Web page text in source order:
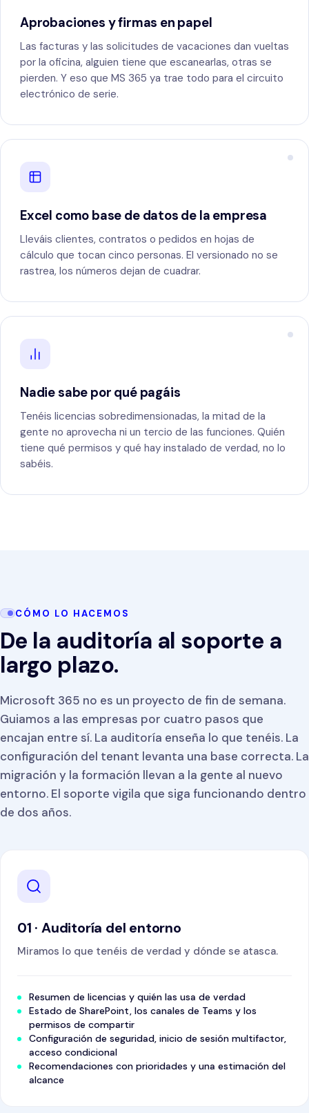
Aprobaciones y firmas en papel
Las facturas y las solicitudes de vacaciones dan vueltas
por la oficina, alguien tiene que escanearlas, otras se
pierden. Y eso que MS 365 ya trae todo para el circuito
electrónico de serie.
Excel como base de datos de la empresa
Lleváis clientes, contratos o pedidos en hojas de
cálculo que tocan cinco personas. El versionado no se
rastrea, los números dejan de cuadrar.
Nadie sabe por qué pagáis
Tenéis licencias sobredimensionadas, la mitad de la
gente no aprovecha ni un tercio de las funciones. Quién
tiene qué permisos y qué hay instalado de verdad, no lo
sabéis.
CÓMO LO HACEMOS
De la auditoría al soporte a
largo plazo.
Microsoft 365 no es un proyecto de fin de semana.
Guiamos a las empresas por cuatro pasos que
encajan entre sí. La auditoría enseña lo que tenéis. La
configuración del tenant levanta una base correcta. La
migración y la formación llevan a la gente al nuevo
entorno. El soporte vigila que siga funcionando dentro
de dos años.
01 · Auditoría del entorno
Miramos lo que tenéis de verdad y dónde se atasca.
Resumen de licencias y quién las usa de verdad
Estado de SharePoint, los canales de Teams y los
permisos de compartir
Configuración de seguridad, inicio de sesión multifactor,
acceso condicional
Recomendaciones con prioridades y una estimación del
alcance